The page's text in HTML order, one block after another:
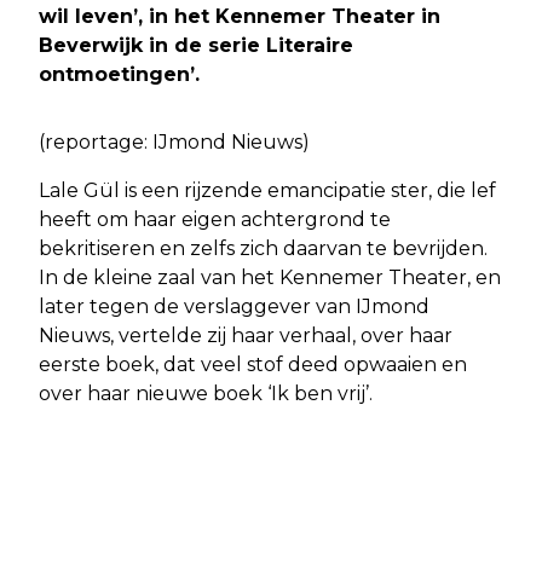
wil leven’, in het Kennemer Theater in
Beverwijk in de serie Literaire
ontmoetingen’.
(reportage: IJmond Nieuws)
Lale Gül is een rijzende emancipatie ster, die lef
heeft om haar eigen achtergrond te
bekritiseren en zelfs zich daarvan te bevrijden.
In de kleine zaal van het Kennemer Theater, en
later tegen de verslaggever van IJmond
Nieuws, vertelde zij haar verhaal, over haar
eerste boek, dat veel stof deed opwaaien en
over haar nieuwe boek ‘Ik ben vrij’.